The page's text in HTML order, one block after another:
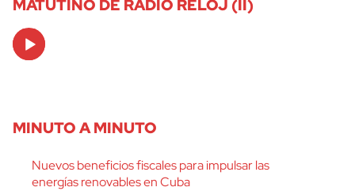
MATUTINO DE RADIO RELOJ (II)
Audio
Player
MINUTO A MINUTO
Nuevos beneficios fiscales para impulsar las
energías renovables en Cuba